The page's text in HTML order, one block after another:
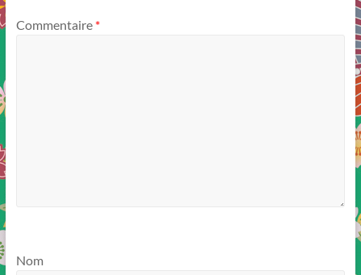
Commentaire *
Nom